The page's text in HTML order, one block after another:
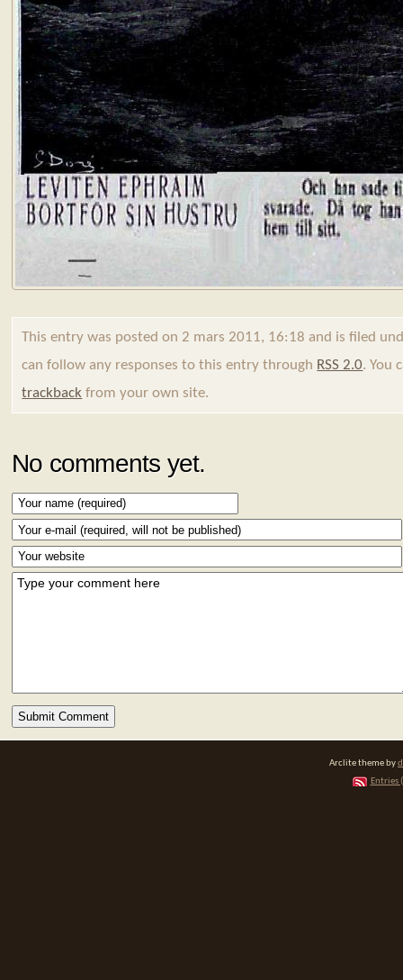
This entry was posted on 2 mars 2011, 16:18 and is filed
can follow any responses to this entry through RSS 2.0. You
trackback from your own site.
No comments yet.
Arclite theme by
Entries